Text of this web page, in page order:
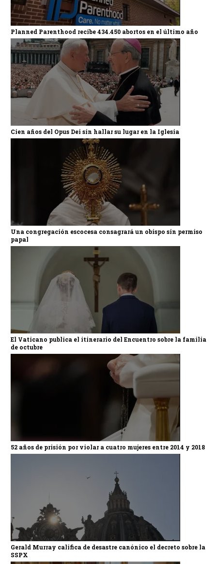
Planned Parenthood recibe 434.450 abortos en el último año
Cien años del Opus Dei sin hallar su lugar en la Iglesia
Una congregación escocesa consagrará un obispo sin permiso
papal
El Vaticano publica el itinerario del Encuentro sobre la familia
de octubre
52 años de prisión por violar a cuatro mujeres entre 2014 y 2018
Gerald Murray califica de desastre canónico el decreto sobre la
SSPX